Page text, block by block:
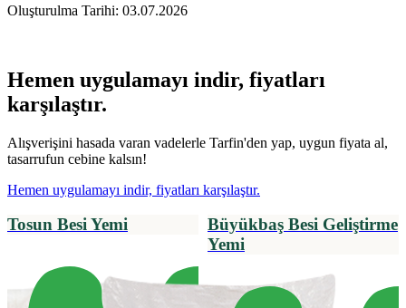
Oluşturulma Tarihi: 03.07.2026
Hemen uygulamayı indir, fiyatları
karşılaştır.
Alışverişini hasada varan vadelerle Tarfin'den yap, uygun fiyata al,
tasarrufun cebine kalsın!
Hemen uygulamayı indir, fiyatları karşılaştır.
Tosun Besi Yemi
Büyükbaş Besi Geliştirme
Yemi